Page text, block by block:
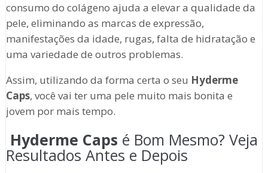
consumo do colágeno ajuda a elevar a qualidade da
pele, eliminando as marcas de expressão,
manifestações da idade, rugas, falta de hidratação e
uma variedade de outros problemas.
Assim, utilizando da forma certa o seu Hyderme
Caps, você vai ter uma pele muito mais bonita e
jovem por mais tempo.
Hyderme Caps é Bom Mesmo? Veja
Resultados Antes e Depois